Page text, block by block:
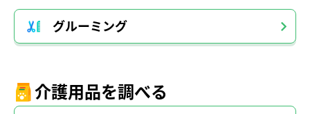
グルーミング
介護用品を調べる